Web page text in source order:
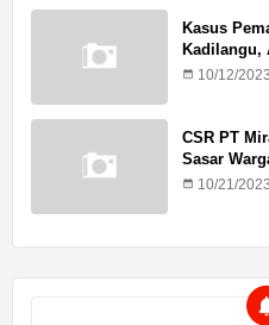
Kasus
Kadilangu,
10/12/
CSR PT
Sasar
10/21/